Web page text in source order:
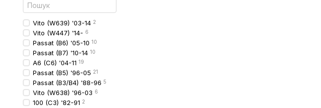
Vito (W639) '03-14 2
Vito (W447) '14- 6
Passat (B6) '05-10 10
Passat (B7) '10-14 10
A6 (C6) '04-11 19
Passat (B5) '96-05 21
Passat (B3/B4) '88-96 5
Vito (W638) '96-03 6
100 (C3) '82-91 2